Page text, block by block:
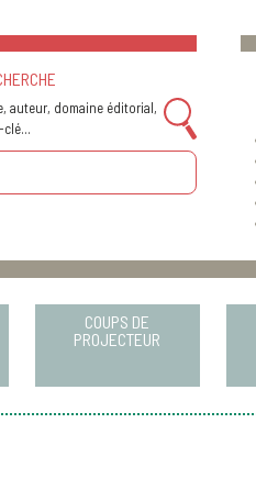
auteur, domaine éditorial,
clé...
COUPS DE
PROJECTEUR